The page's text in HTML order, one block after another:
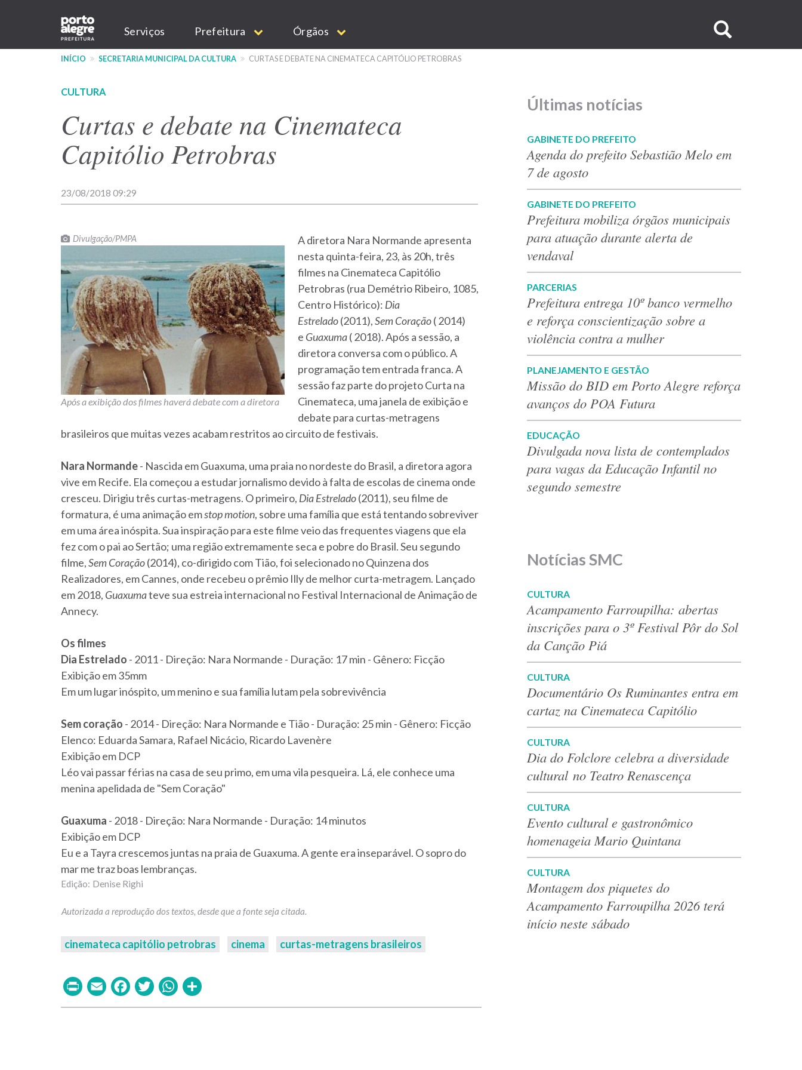
conteúdo
Main
navigation
Serviços Prefeitura Órgãos
no
INÍCIO SECRETARIA MUNICIPAL DA CULTURA CURTAS E DEBATE NA CINEMATECA CAPITÓLIO PETROBRAS
CULTURA
Curtas e debate na Cinemateca
Capitólio Petrobras
23/08/2018 09:29
Divulgação/PMPA
Após a exibição dos filmes haverá debate com a diretora
A diretora Nara Normande apresenta
nesta quinta-feira, 23, às 20h, três
filmes na Cinemateca Capitólio
Petrobras (rua Demétrio Ribeiro, 1085,
Centro Histórico): Dia
Estrelado(2011),Sem Coração( 2014)
e Guaxuma( 2018). Após a sessão, a
diretora conversa com o público. A
programação tem entrada franca. A
sessão faz parte do projeto Curta na
Cinemateca, uma janela de exibição e
debate para curtas-metragens
brasileiros que muitas vezes acabam restritos ao circuito de festivais.
Nara Normande- Nascida em Guaxuma, uma praia no nordeste do Brasil, a diretora agora
vive em Recife. Ela começou a estudar jornalismo devido à falta de escolas de cinema onde
cresceu. Dirigiu três curtas-metragens. O primeiro, Dia Estrelado(2011), seu filme de
formatura, é uma animação emstop motion, sobre uma família que está tentando sobreviver
em uma área inóspita. Sua inspiração para este filme veio das frequentes viagens que ela
fez com o pai ao Sertão; uma região extremamente seca e pobre do Brasil. Seu segundo
filme,Sem Coração(2014), co-dirigido com Tião, foi selecionado no Quinzena dos
Realizadores, em Cannes, onde recebeu o prêmio Illy de melhor curta-metragem. Lançado
em 2018, Guaxumateve sua estreia internacional no Festival Internacional de Animação de
Annecy.
Os filmes
Dia Estrelado - 2011 - Direção: Nara Normande - Duração: 17 min - Gênero: Ficção
Exibição em 35mm
Em um lugar inóspito, um menino e sua família lutam pela sobrevivência
Sem coração - 2014 - Direção: Nara Normande e Tião - Duração: 25 min - Gênero: Ficção
Elenco: Eduarda Samara, Rafael Nicácio, Ricardo Lavenère
Exibição em DCP
Léo vai passar férias na casa de seu primo, em uma vila pesqueira. Lá, ele conhece uma
menina apelidada de "Sem Coração"
Guaxuma - 2018 - Direção: Nara Normande - Duração: 14 minutos
Exibição em DCP
Eu e a Tayra crescemos juntas na praia de Guaxuma. A gente era inseparável. O sopro do
mar me traz boas lembranças.
Denise Righi
cinemateca capitólio petrobras cinema curtas-metragens brasileiros
PrintEmailFacebook
TwitterWhatsApp
Últimas notícias
GABINETE DO PREFEITO
Agenda do prefeito Sebastião Melo em
7 de agosto
GABINETE DO PREFEITO
Prefeitura mobiliza órgãos municipais
para atuação durante alerta de
vendaval
PARCERIAS
Prefeitura entrega 10º banco vermelho
e reforça conscientização sobre a
violência contra a mulher
PLANEJAMENTO E GESTÃO
Missão do BID em Porto Alegre reforça
avanços do POA Futura
EDUCAÇÃO
Divulgada nova lista de contemplados
para vagas da Educação Infantil no
segundo semestre
Notícias SMC
CULTURA
Acampamento Farroupilha: abertas
inscrições para o 3º Festival Pôr do Sol
da Canção Piá
CULTURA
Documentário Os Ruminantes entra em
cartaz na Cinemateca Capitólio
CULTURA
Dia do Folclore celebra a diversidade
cultural no Teatro Renascença
CULTURA
Evento cultural e gastronômico
homenageia Mario Quintana
CULTURA
Montagem dos piquetes do
Acampamento Farroupilha 2026 terá
início neste sábado